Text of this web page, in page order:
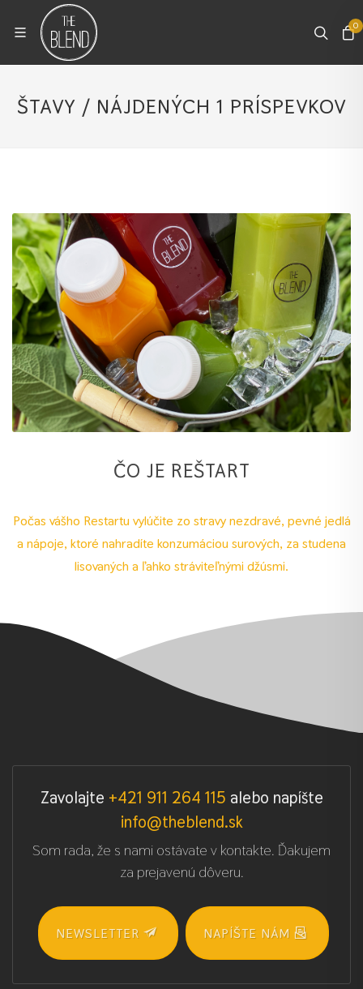
0
ŠTAVY / NÁJDENÝCH 1 PRÍSPEVKOV
ČO JE REŠTART
Počas vášho Restartu vylúčite zo stravy nezdravé, pevné jedlá
a nápoje, ktoré nahradíte konzumáciou surových, za studena
lisovaných a ľahko stráviteľnými džúsmi.
Zavolajte +421 911 264 115 alebo napíšte
info@theblend.sk
Som rada, že s nami ostávate v kontakte. Ďakujem
za prejavenú dôveru.
NEWSLETTER NAPÍŠTE NÁM